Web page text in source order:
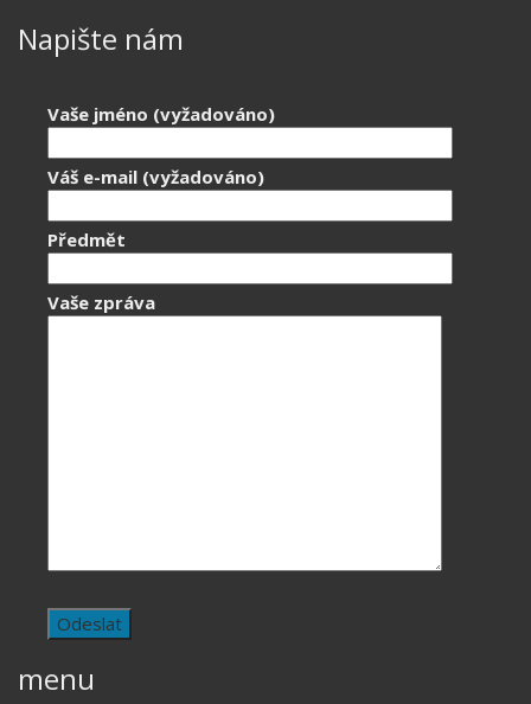
Napište nám
Vaše jméno (vyžadováno)
Váš e-mail (vyžadováno)
Předmět
Vaše zpráva
menu